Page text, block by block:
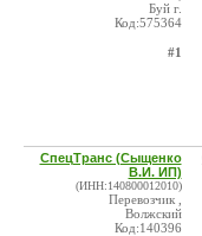
Буй г.
Код:575364
#1
СпецТранс (Сыщенко
В.И. ИП)
(ИНН:140800012010)
Перевозчик ,
Волжский
Код:140396